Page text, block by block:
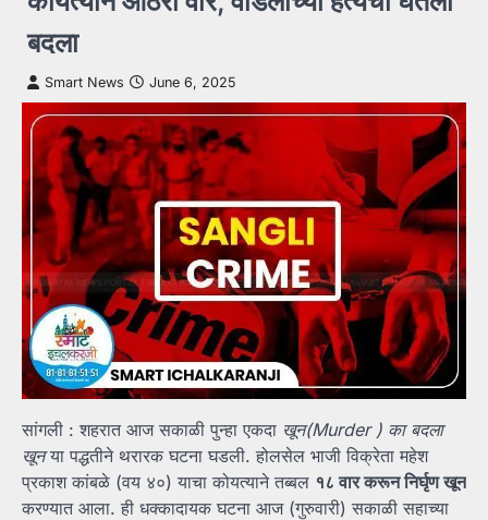
बदला
Smart News June 6, 2025
सांगली : शहरात आज सकाळी पुन्हा एकदा खून(Murder ) का बदला
खूनया पद्धतीने थरारक घटना घडली. होलसेल भाजी विक्रेता महेश
प्रकाश कांबळे (वय ४०) याचा कोयत्याने तब्बल १८ वार करून निर्घृण खून
करण्यात आला. ही धक्कादायक घटना आज (गुरुवारी) सकाळी सहाच्या